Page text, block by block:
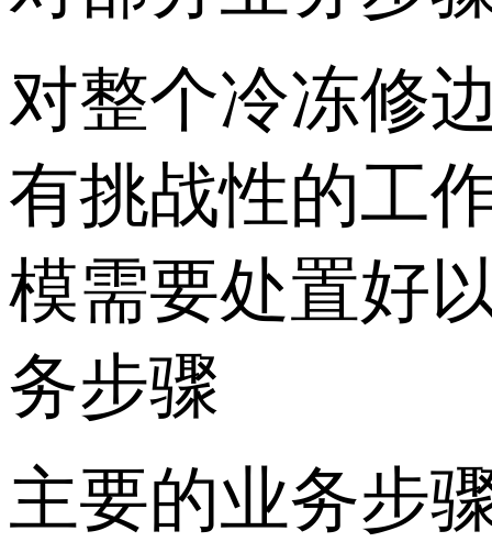
对整个冷冻修
有挑战性的工
模需要处置好
务步骤
主要的业务步